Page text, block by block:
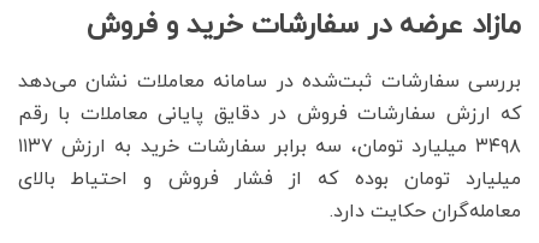
مازاد عرضه در سفارشات خرید و فروش
بررسی سفارشات ثبت‌شده در سامانه معاملات نشان می‌دهد
که ارزش سفارشات فروش در دقایق پایانی معاملات با رقم
۳۴۹۸ میلیارد تومان، سه برابر سفارشات خرید به ارزش ۱۱۳۷
میلیارد تومان بوده که از فشار فروش و احتیاط بالای
معامله‌گران حکایت دارد.